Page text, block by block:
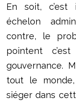
En soit,
échelon
contre, le
pointent
gouvernance.
tout le
siéger dans